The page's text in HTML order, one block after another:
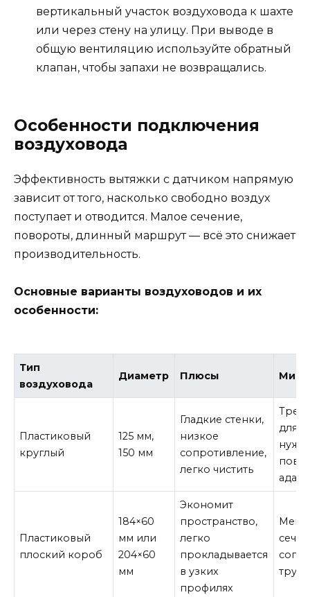
вертикальный участок воздуховода к шахте
или через стену на улицу. При выводе в
общую вентиляцию используйте обратный
клапан, чтобы запахи не возвращались.
Особенности подключения
воздуховода
Эффективность вытяжки с датчиком напрямую
зависит от того, насколько свободно воздух
поступает и отводится. Малое сечение,
повороты, длинный маршрут — всё это снижает
производительность.
Основные варианты воздуховодов и их
особенности:
Тип
воздуховода
Диаметр Плюсы
Пластиковый
круглый
125 мм,
150 мм
Гладкие стенки,
низкое
сопротивление,
легко чистить
для
Пластиковый
плоский короб
184×60
мм или
204×60
мм
Экономит
пространство,
легко
прокладывается
в узких
профилях